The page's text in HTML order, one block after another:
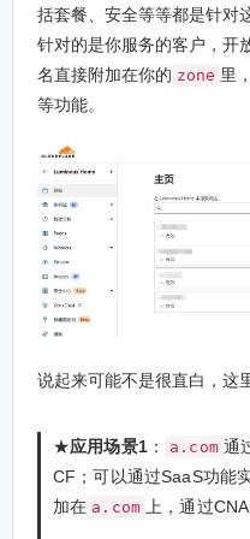
括套餐、安全等等都是针对
针对的是你服务的客户，开
名直接附加在你的 zone 里
等功能。
说起来可能不是很直白，这
★应用场景1： a.com 通
CF；可以通过SaaS功能
加在 a.com 上，通过